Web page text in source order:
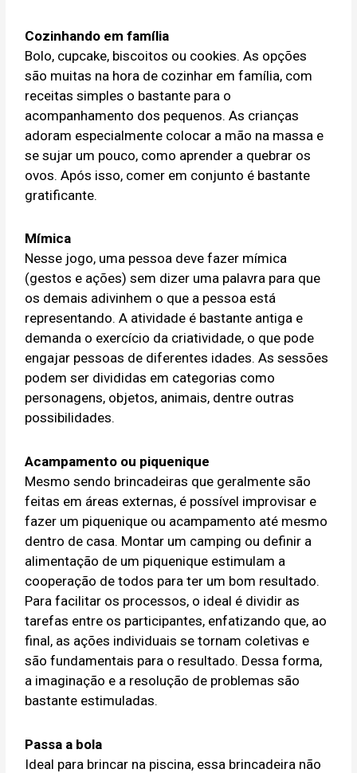
Cozinhando em família
Bolo, cupcake, biscoitos ou cookies. As opções
são muitas na hora de cozinhar em família, com
receitas simples o bastante para o
acompanhamento dos pequenos. As crianças
adoram especialmente colocar a mão na massa e
se sujar um pouco, como aprender a quebrar os
ovos. Após isso, comer em conjunto é bastante
gratificante.
Mímica
Nesse jogo, uma pessoa deve fazer mímica
(gestos e ações) sem dizer uma palavra para que
os demais adivinhem o que a pessoa está
representando. A atividade é bastante antiga e
demanda o exercício da criatividade, o que pode
engajar pessoas de diferentes idades. As sessões
podem ser divididas em categorias como
personagens, objetos, animais, dentre outras
possibilidades.
Acampamento ou piquenique
Mesmo sendo brincadeiras que geralmente são
feitas em áreas externas, é possível improvisar e
fazer um piquenique ou acampamento até mesmo
dentro de casa. Montar um camping ou definir a
alimentação de um piquenique estimulam a
cooperação de todos para ter um bom resultado.
Para facilitar os processos, o ideal é dividir as
tarefas entre os participantes, enfatizando que, ao
final, as ações individuais se tornam coletivas e
são fundamentais para o resultado. Dessa forma,
a imaginação e a resolução de problemas são
bastante estimuladas.
Passa a bola
Ideal para brincar na piscina, essa brincadeira não